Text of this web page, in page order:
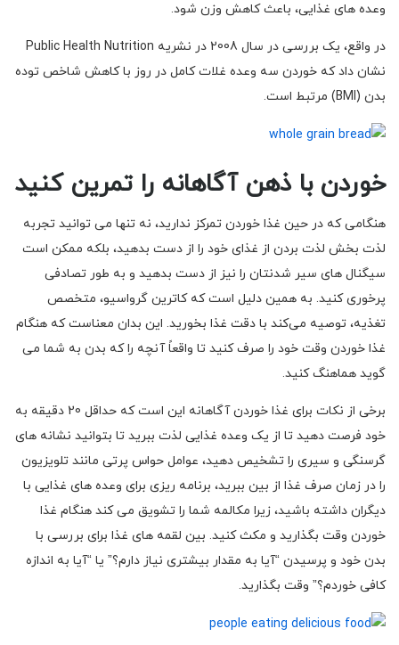
وعده های غذایی، باعث کاهش وزن شود.
در واقع، یک بررسی در سال 2008 در نشریه Public Health Nutrition
نشان داد که خوردن سه وعده غلات کامل در روز با کاهش شاخص توده
بدن (BMI) مرتبط است.
خوردن با ذهن آگاهانه را تمرین کنید
هنگامی که در حین غذا خوردن تمرکز ندارید، نه تنها می توانید تجربه
لذت بخش لذت بردن از غذای خود را از دست بدهید، بلکه ممکن است
سیگنال های سیر شدنتان را نیز از دست بدهید و به طور تصادفی
پرخوری کنید. به همین دلیل است که کاترین گرواسیو، متخصص
تغذیه، توصیه می‌کند با دقت غذا بخورید. این بدان معناست که هنگام
غذا خوردن وقت خود را صرف کنید تا واقعاً آنچه را که بدن به شما می
گوید هماهنگ کنید.
برخی از نکات برای غذا خوردن آگاهانه این است که حداقل 20 دقیقه به
خود فرصت دهید تا از یک وعده غذایی لذت ببرید تا بتوانید نشانه های
گرسنگی و سیری را تشخیص دهید، عوامل حواس پرتی مانند تلویزیون
را در زمان صرف غذا از بین ببرید، برنامه ریزی برای وعده های غذایی با
دیگران داشته باشید، زیرا مکالمه شما را تشویق می کند هنگام غذا
خوردن وقت بگذارید و مکث کنید. بین لقمه های غذا برای بررسی با
بدن خود و پرسیدن “آیا به مقدار بیشتری نیاز دارم؟” یا “آیا به اندازه
کافی خوردم؟” وقت بگذارید.